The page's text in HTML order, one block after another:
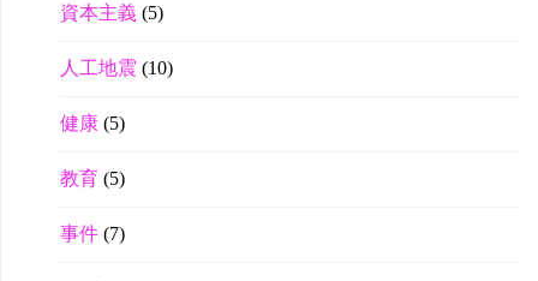
資本主義(5)
人工地震 (10)
健康(5)
教育(5)
事件(7)